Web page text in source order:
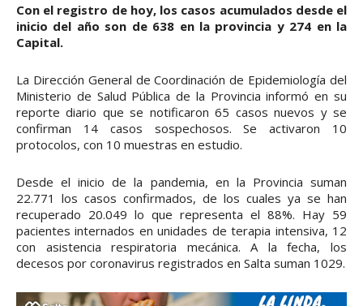
Con el registro de hoy, los casos acumulados desde el
inicio del año son de 638 en la provincia y 274 en la
Capital.
La Dirección General de Coordinación de Epidemiología del
Ministerio de Salud Pública de la Provincia informó en su
reporte diario que se notificaron 65 casos nuevos y se
confirman 14 casos sospechosos. Se activaron 10
protocolos, con 10 muestras en estudio.
Desde el inicio de la pandemia, en la Provincia suman
22.771 los casos confirmados, de los cuales ya se han
recuperado 20.049 lo que representa el 88%. Hay 59
pacientes internados en unidades de terapia intensiva, 12
con asistencia respiratoria mecánica. A la fecha, los
decesos por coronavirus registrados en Salta suman 1029.